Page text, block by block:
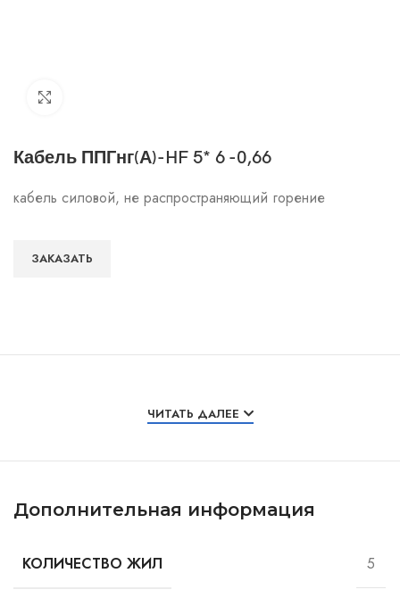
Кабель ППГнг(А)-HF 5* 6 -0,66
кабель силовой, не распространяющий горение
ЗАКАЗАТЬ
ЧИТАТЬ ДАЛЕЕ
Дополнительная информация
КОЛИЧЕСТВО ЖИЛ 5